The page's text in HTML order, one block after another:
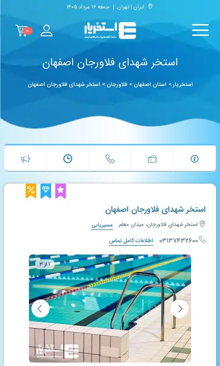
ایران | تهران جمعه ۱۶ مرداد ۱۴۰۵
۰
استخر شهدای فلاورجان اصفهان
استخریار> استان اصفهان> فلاورجان> استخر شهدای فلاورجان اصفهان
استخر شهدای فلاورجان اصفهان
استخر شهدای فلاورجان، میدان معلم مسیریابی
۰۳۱۳۷۴۳۲۶۰۰ اطلاعات کامل تماس
۱ از ۳